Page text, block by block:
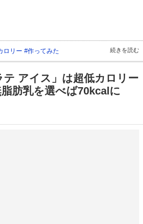
続きを読む
ロリー #作ってみた
テ アイス」は超低カロリー
肪乳を選べば70kcalに